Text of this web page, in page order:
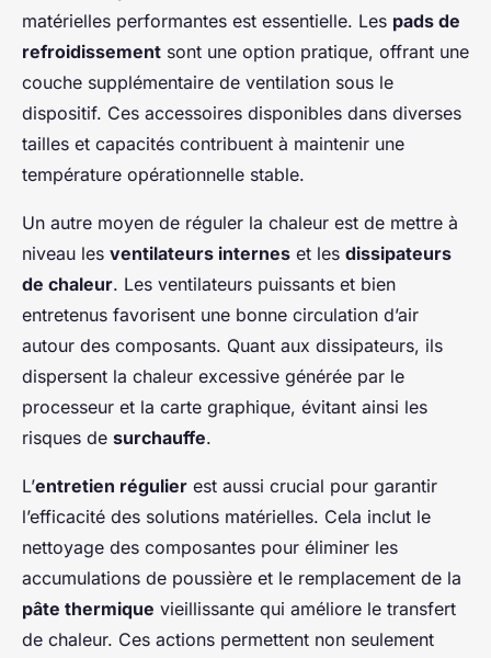
matérielles performantes est essentielle. Les pads de
refroidissement sont une option pratique, offrant une
couche supplémentaire de ventilation sous le
dispositif. Ces accessoires disponibles dans diverses
tailles et capacités contribuent à maintenir une
température opérationnelle stable.
Un autre moyen de réguler la chaleur est de mettre à
niveau les ventilateurs internes et les dissipateurs
de chaleur. Les ventilateurs puissants et bien
entretenus favorisent une bonne circulation d’air
autour des composants. Quant aux dissipateurs, ils
dispersent la chaleur excessive générée par le
processeur et la carte graphique, évitant ainsi les
risques de surchauffe.
L’entretien régulier est aussi crucial pour garantir
l’efficacité des solutions matérielles. Cela inclut le
nettoyage des composantes pour éliminer les
accumulations de poussière et le remplacement de la
pâte thermique vieillissante qui améliore le transfert
de chaleur. Ces actions permettent non seulement